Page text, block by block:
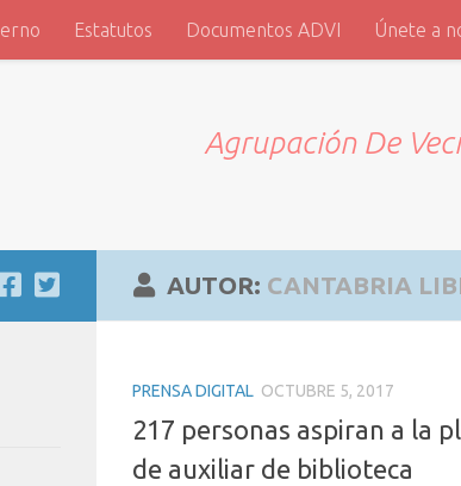
Estatutos Documentos ADVI Únete a
Agrupación De
AUTOR: CANTABRIA
PRENSA DIGITAL OCTUBRE 5, 2017
217 personas aspiran a la
de auxiliar de biblioteca